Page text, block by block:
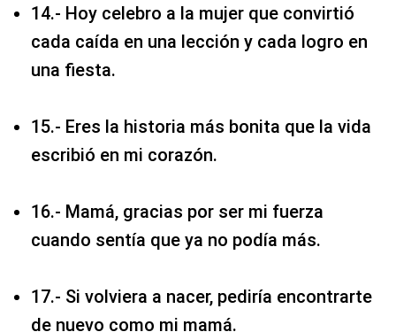
14.- Hoy celebro a la mujer que convirtió
cada caída en una lección y cada logro en
una fiesta.
15.- Eres la historia más bonita que la vida
escribió en mi corazón.
16.- Mamá, gracias por ser mi fuerza
cuando sentía que ya no podía más.
17.- Si volviera a nacer, pediría encontrarte
de nuevo como mi mamá.